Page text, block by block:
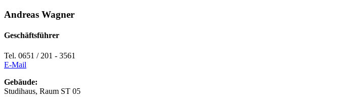
Andreas Wagner
Geschäftsführer
Tel. 0651 / 201 - 3561
E-Mail
Gebäude:
Studihaus, Raum ST 05